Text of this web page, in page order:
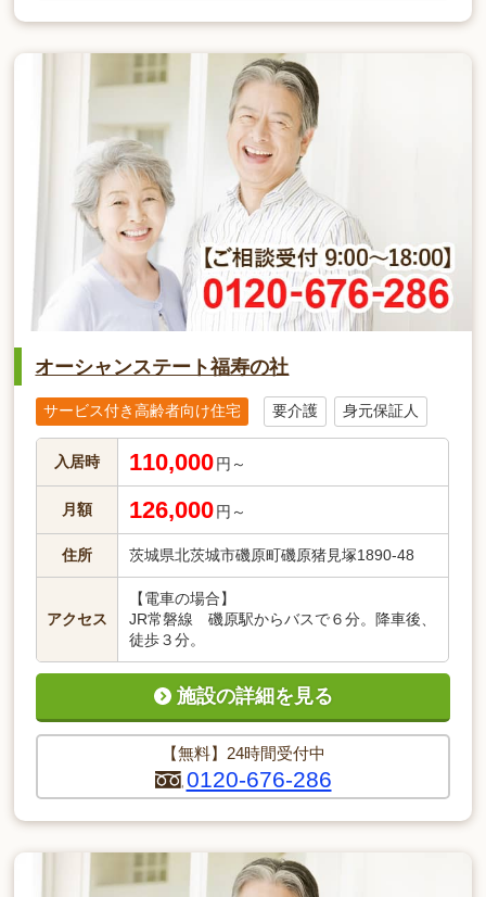
オーシャンステート福寿の社
サービス付き高齢者向け住宅 要介護 身元保証人
入居時 110,000 円～
月額 126,000 円～
住所 茨城県北茨城市磯原町磯原猪見塚1890-48
アクセス
【電車の場合】
JR常磐線 磯原駅からバスで６分。降車後、
徒歩３分。
【無料】24時間受付中
0120-676-286
施設の詳細を見る